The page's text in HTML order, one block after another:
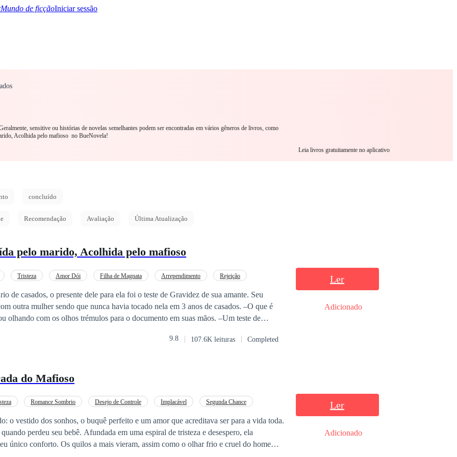
Mundo de ficçãoIniciar sessão
sensitive ou histórias de novelas semelhantes podem ser encontradas em vários gêneros de livros, como
Acolhida pelo mafioso no BueNovela!
Leia livros gratuitamente no aplicativo
concluído
Recomendação Avaliação Última Atualização
pelo marido, Acolhida pelo mafioso
Tristeza Amor Dói Filha de Magnata Arrependimento
Rejeição
de casados, o presente dele para ela foi o teste de Gravidez de sua amante. Seu
mulher sendo que nunca havia tocado nela em 3 anos de casados. –O que é
com os olhos trémulos para o documento em suas mãos. –Um teste de
todo sacrifício que ela fez por ele e pela família dele. aquela era a paga por anos de
por vingança, não imaginou que fosse encontrar o verdadeiro amor em um homem
NT: O Livro contem várias outras estórias de outros
mas independentes.
9.8 107.6K leituras Completed
Ler
Adicionado
do Mafioso
Romance Sombrio Desejo de Controle Implacável
Segunda Chance
o vestido dos sonhos, o buquê perfeito e um amor que acreditava ser para a vida toda.
perdeu seu bebê. Afundada em uma espiral de tristeza e desespero, ela
único conforto. Os quilos a mais vieram, assim como o olhar frio e cruel do homem
Ler
Adicionado